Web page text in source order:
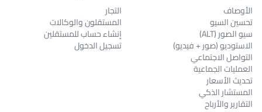
الأوصاف
تحسين السيو
سيو الصور (ALT)
الاستوديو (صور + فيديو)
التواصل الاجتماعي
العمليات الجماعية
تحديث الأسعار
المستشار الذكي
التقارير والأرباح
التجار
المستقلون والوكالات
إنشاء حساب للمستقلين
تسجيل الدخول